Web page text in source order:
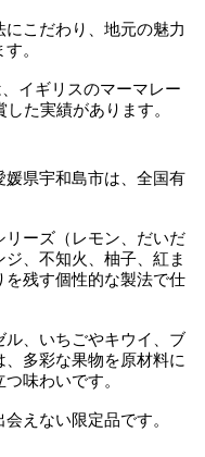
こだわり、地元の魅力
。
イギリスのマーマレー
た実績があります。
県宇和島市は、全国有
ーズ（レモン、だいだ
、不知火、柚子、紅ま
を残す個性的な製法で仕
、いちごやキウイ、ブ
多彩な果物を原材料に
味わいです。
えない限定品です。